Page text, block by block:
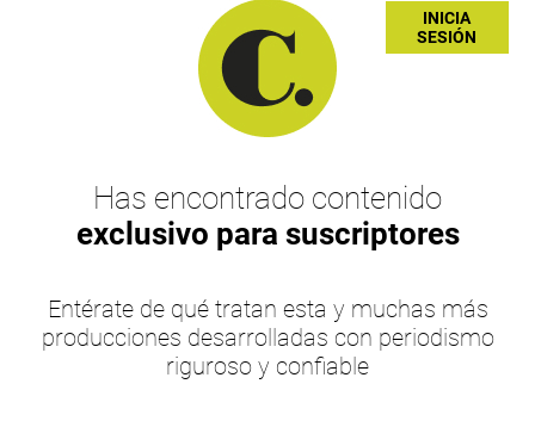
INICIA
SESIÓN
Has encontrado contenido
exclusivo para suscriptores
Entérate de qué tratan esta y muchas más
producciones desarrolladas con periodismo
riguroso y confiable